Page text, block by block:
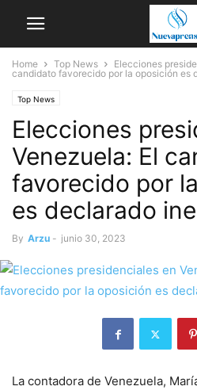
Home Top News
Elecciones
candidato favorecido por la oposición es
Top News
Elecciones
Venezuela: El
favorecido por
es declarado
By Arzu - junio 30, 2023
La contadora de Venezuela,